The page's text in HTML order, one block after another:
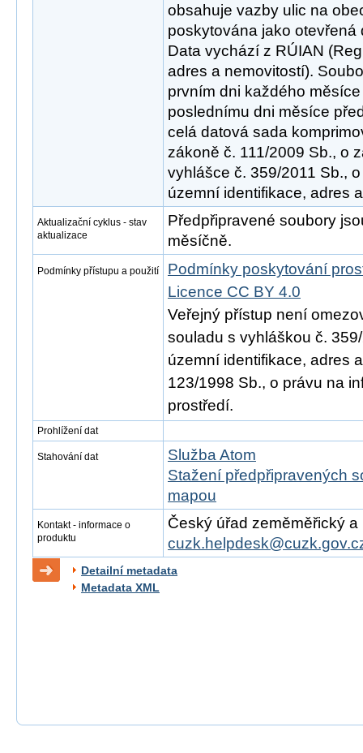
obsahuje vazby ulic na
poskytována jako otevřená
Data vychází z RÚIAN
adres a nemovitostí).
prvním dni každého
poslednímu dni měsíce
celá datová sada
zákoně č. 111/2009 Sb., o
vyhlášce č. 359/2011 Sb.,
územní identifikace, adres
Aktualizační cyklus - stav
aktualizace
Předpřipravené soubory
měsíčně.
Podmínky přístupu a použití
Podmínky poskytování
Licence CC BY 4.0
Veřejný přístup není
souladu s vyhláškou č.
územní identifikace, adres
123/1998 Sb., o právu na
prostředí.
Prohlížení dat
Stahování dat
Služba Atom
Stažení předpřipravených
mapou
Kontakt - informace o
produktu
Český úřad zeměměřický
Detailní metadata
Metadata XML